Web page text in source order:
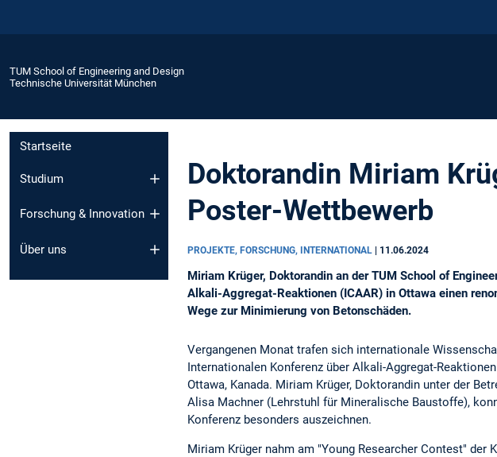
TUM School of Engineering and Design
Technische Universität München
Startseite
Studium
Forschung & Innovation
Über uns
Doktorandin Miriam
Poster-Wettbewerb
PROJEKTE, FORSCHUNG, INTERNATIONAL | 11.06.2024
Miriam Krüger, Doktorandin an der TUM School of
Alkali-Aggregat-Reaktionen (ICAAR) in Ottawa einen
Wege zur Minimierung von Betonschäden.
Vergangenen Monat trafen sich internationale
Internationalen Konferenz über Alkali-Aggregat-
Ottawa, Kanada. Miriam Krüger, Doktorandin unter der
Alisa Machner (Lehrstuhl für Mineralische Baustoffe),
Konferenz besonders auszeichnen.
Miriam Krüger nahm am "Young Researcher Contest" der